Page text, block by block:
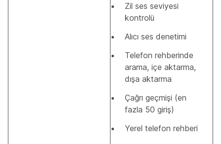
Zil ses seviyesi
kontrolü
Alıcı ses denetimi
Telefon rehberinde
arama, içe aktarma,
dışa aktarma
Çağrı geçmişi (en
fazla 50 giriş)
Yerel telefon rehberi